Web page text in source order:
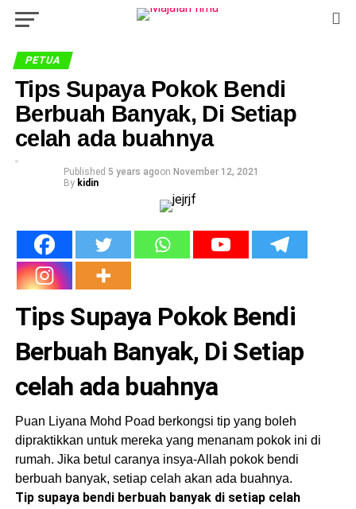
PETUA
Tips Supaya Pokok Bendi
Berbuah Banyak, Di Setiap
celah ada buahnya
Published 5 years agoon November 12, 2021
By kidin
Tips Supaya Pokok Bendi
Berbuah Banyak, Di Setiap
celah ada buahnya
Puan Liyana Mohd Poad berkongsi tip yang boleh
dipraktikkan untuk mereka yang menanam pokok ini di
rumah. Jika betul caranya insya-Allah pokok bendi
berbuah banyak, setiap celah akan ada buahnya.
Tip supaya bendi berbuah banyak di setiap celah